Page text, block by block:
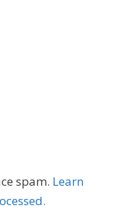
spam. Learn